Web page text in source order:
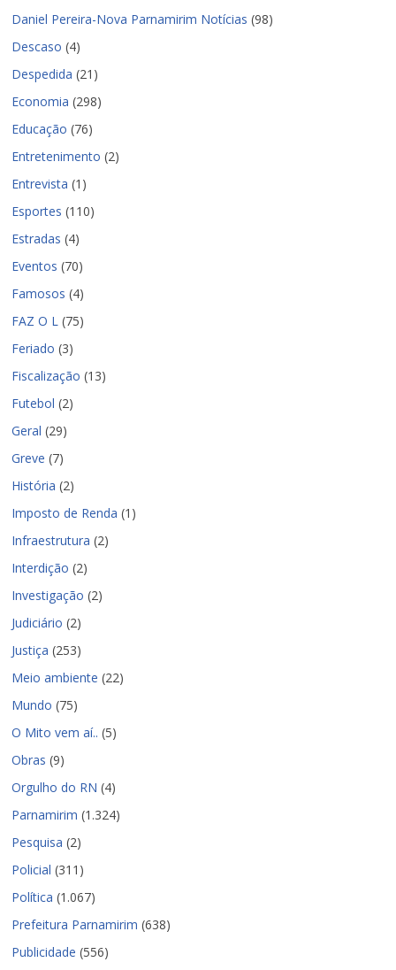
Daniel Pereira-Nova Parnamirim Notícias (98)
Descaso (4)
Despedida (21)
Economia (298)
Educação (76)
Entretenimento (2)
Entrevista (1)
Esportes (110)
Estradas (4)
Eventos (70)
Famosos (4)
FAZ O L (75)
Feriado (3)
Fiscalização (13)
Futebol (2)
Geral (29)
Greve (7)
História (2)
Imposto de Renda (1)
Infraestrutura (2)
Interdição (2)
Investigação (2)
Judiciário (2)
Justiça (253)
Meio ambiente (22)
Mundo (75)
O Mito vem aí.. (5)
Obras (9)
Orgulho do RN (4)
Parnamirim (1.324)
Pesquisa (2)
Policial (311)
Política (1.067)
Prefeitura Parnamirim (638)
Publicidade (556)